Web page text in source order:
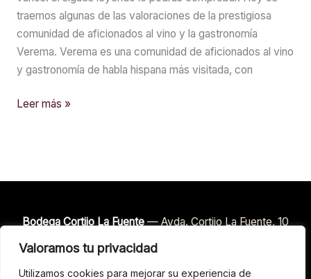
Valoramos tu privacidad
Utilizamos cookies para mejorar su experiencia de
traemos algunas de las valoraciones de la prestigiosa
comunidad de aficionados al vino y la gastronomía
Verema. Verema es una comunidad de aficionados al vino
y gastronomía de habla hispana más visitada, con
Excelentes
Leer más »
Bodega Cortijo La Fuente — Avda. Cortijo La Fuente, 10
Tel:
bodegacortijolafuente@gmail.com